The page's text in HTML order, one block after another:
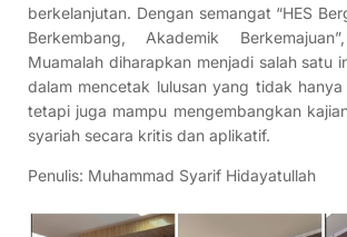
berkelanjutan. Dengan semangat “HES
Berkembang, Akademik
Muamalah diharapkan menjadi salah satu
dalam mencetak lulusan yang tidak hanya
tetapi juga mampu mengembangkan
syariah secara kritis dan aplikatif.
Penulis: Muhammad Syarif Hidayatullah